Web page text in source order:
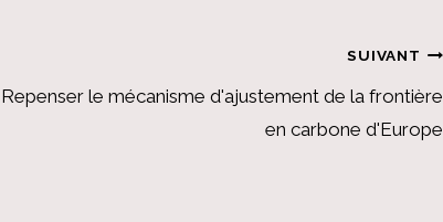
SUIVANT
Repenser le mécanisme d'ajustement de la frontière
en carbone d'Europe